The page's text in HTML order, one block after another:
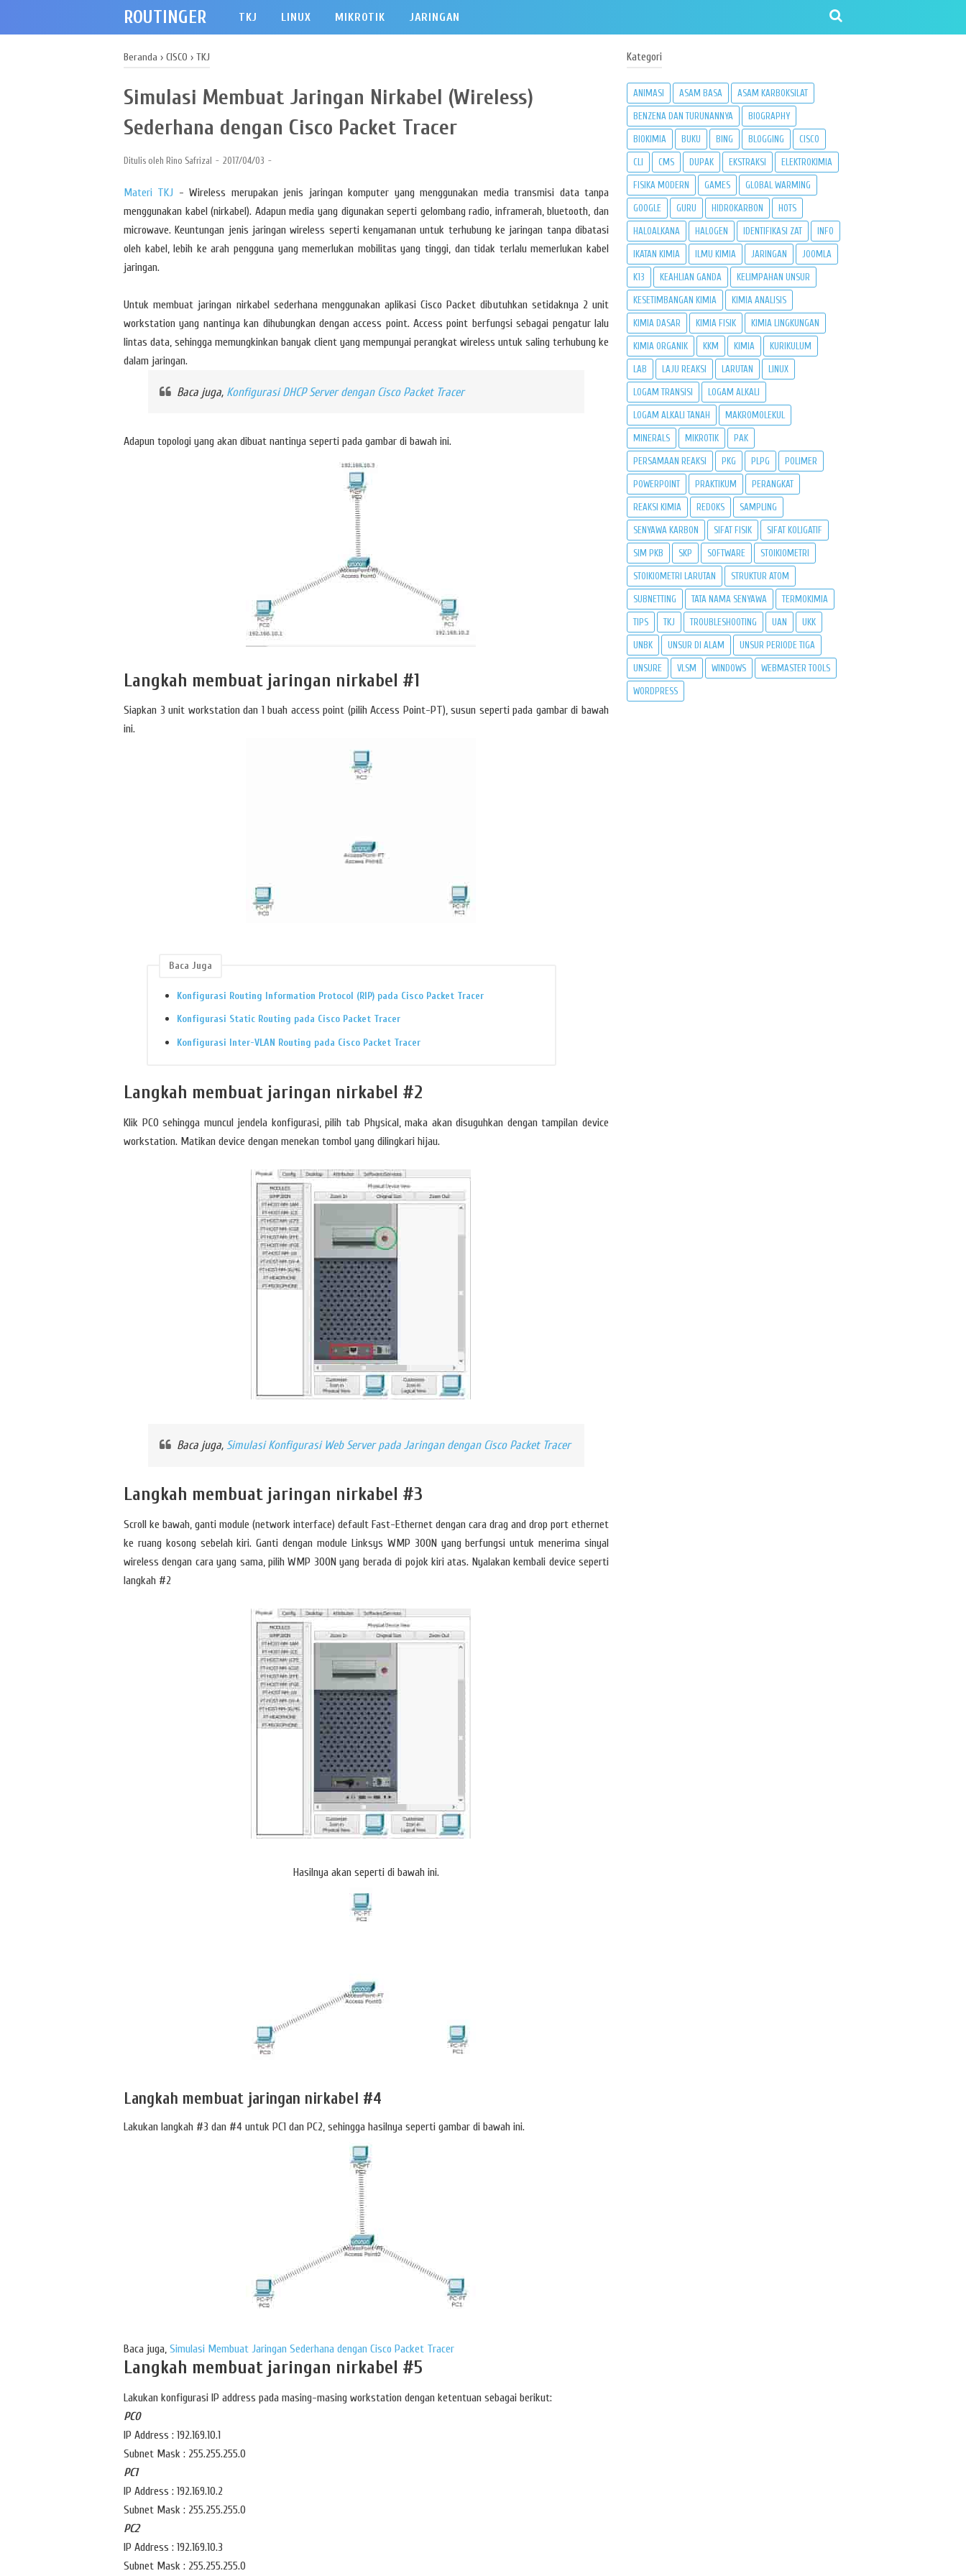
ROUTINGER TKJ LINUX MIKROTIK JARINGAN
Beranda › CISCO › TKJ
Simulasi Membuat Jaringan Nirkabel (Wireless)
Sederhana dengan Cisco Packet Tracer
Ditulis oleh Rino Safrizal 2017/04/03
Materi TKJ - Wireless merupakan jenis jaringan komputer yang menggunakan media transmisi data tanpa
menggunakan kabel (nirkabel). Adapun media yang digunakan seperti gelombang radio, inframerah, bluetooth, dan
microwave. Keuntungan jenis jaringan wireless seperti kenyamanan untuk terhubung ke jaringan tanpa dibatasi
oleh kabel, lebih ke arah pengguna yang memerlukan mobilitas yang tinggi, dan tidak terlalu memerlukan kabel
jaringan.
Untuk membuat jaringan nirkabel sederhana menggunakan aplikasi Cisco Packet dibutuhkan setidaknya 2 unit
workstation yang nantinya kan dihubungkan dengan access point. Access point berfungsi sebagai pengatur lalu
lintas data, sehingga memungkinkan banyak client yang mempunyai perangkat wireless untuk saling terhubung ke
dalam jaringan.
Baca juga, Konfigurasi DHCP Server dengan Cisco Packet Tracer
Adapun topologi yang akan dibuat nantinya seperti pada gambar di bawah ini.
Langkah membuat jaringan nirkabel #1
Siapkan 3 unit workstation dan 1 buah access point (pilih Access Point-PT), susun seperti pada gambar di bawah
ini.
Baca Juga
Konfigurasi Routing Information Protocol (RIP) pada Cisco Packet Tracer
Konfigurasi Static Routing pada Cisco Packet Tracer
Konfigurasi Inter-VLAN Routing pada Cisco Packet Tracer
Langkah membuat jaringan nirkabel #2
Klik PC0 sehingga muncul jendela konfigurasi, pilih tab Physical, maka akan disuguhkan dengan tampilan device
workstation. Matikan device dengan menekan tombol yang dilingkari hijau.
Baca juga,Simulasi Konfigurasi Web Server pada Jaringan dengan Cisco Packet Tracer
Langkah membuat jaringan nirkabel #3
Scroll ke bawah, ganti module (network interface) default Fast-Ethernet dengan cara drag and drop port ethernet
ke ruang kosong sebelah kiri. Ganti dengan module Linksys WMP 300N yang berfungsi untuk menerima sinyal
wireless dengan cara yang sama, pilih WMP 300N yang berada di pojok kiri atas. Nyalakan kembali device seperti
langkah #2
Hasilnya akan seperti di bawah ini.
Langkah membuat jaringan nirkabel #4
Lakukan langkah #3 dan #4 untuk PC1 dan PC2, sehingga hasilnya seperti gambar di bawah ini.
Baca juga, Simulasi Membuat Jaringan Sederhana dengan Cisco Packet Tracer
Langkah membuat jaringan nirkabel #5
Lakukan konfigurasi IP address pada masing-masing workstation dengan ketentuan sebagai berikut:
PC0
IP Address : 192.169.10.1
Subnet Mask : 255.255.255.0
PC1
IP Address : 192.169.10.2
Subnet Mask : 255.255.255.0
PC2
IP Address : 192.169.10.3
Subnet Mask : 255.255.255.0
Kategori
ANIMASI ASAM BASA ASAM KARBOKSILAT
BENZENA DAN TURUNANNYA BIOGRAPHY
BIOKIMIA BUKU BING BLOGGING CISCO
CLI CMS DUPAK EKSTRAKSI ELEKTROKIMIA
FISIKA MODERN GAMES GLOBAL WARMING
GOOGLE GURU HIDROKARBON HOTS
HALOALKANA HALOGEN IDENTIFIKASI ZAT INFO
IKATAN KIMIA ILMU KIMIA JARINGAN JOOMLA
K13 KEAHLIAN GANDA KELIMPAHAN UNSUR
KESETIMBANGAN KIMIA KIMIA ANALISIS
KIMIA DASAR KIMIA FISIK KIMIA LINGKUNGAN
KIMIA ORGANIK KKM KIMIA KURIKULUM
LAB LAJU REAKSI LARUTAN LINUX
LOGAM TRANSISI LOGAM ALKALI
LOGAM ALKALI TANAH MAKROMOLEKUL
MINERALS MIKROTIK PAK
PERSAMAAN REAKSI PKG PLPG POLIMER
POWERPOINT PRAKTIKUM PERANGKAT
REAKSI KIMIA REDOKS SAMPLING
SENYAWA KARBON SIFAT FISIK SIFAT KOLIGATIF
SIM PKB SKP SOFTWARE STOIKIOMETRI
STOIKIOMETRI LARUTAN STRUKTUR ATOM
SUBNETTING TATA NAMA SENYAWA TERMOKIMIA
TIPS TKJ TROUBLESHOOTING UAN UKK
UNBK UNSUR DI ALAM UNSUR PERIODE TIGA
UNSURE VLSM WINDOWS WEBMASTER TOOLS
WORDPRESS